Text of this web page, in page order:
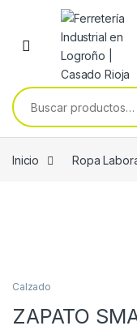
Skip to navigation
Skip to content
Buscar por:
Inicio Ropa
Calzado
ZAPATO